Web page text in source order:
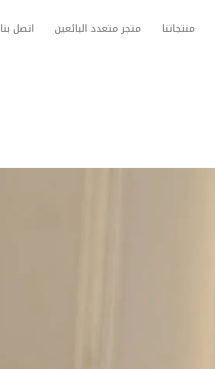
منتجاتنا متجر متعدد البائعين اتصل بنا